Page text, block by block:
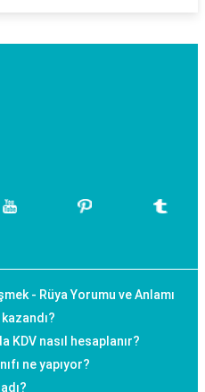
- Rüya Yorumu ve Anlamı
KDV nasıl hesaplanır?
ne yapıyor?